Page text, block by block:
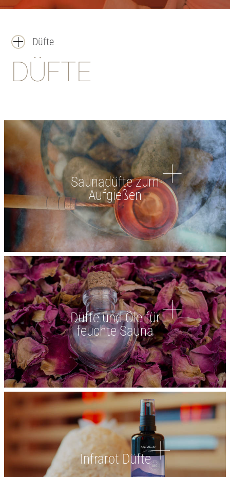
Düfte
DÜFTE
Saunadüfte zum
Aufgießen
Düfte und Öle für
feuchte Sauna
Infrarot Düfte